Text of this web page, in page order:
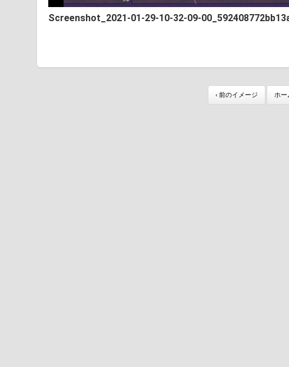
Screenshot_2021-01-29-10-32-09-
‹ 前のイメージ ホー